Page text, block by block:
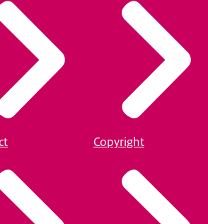
Copyright